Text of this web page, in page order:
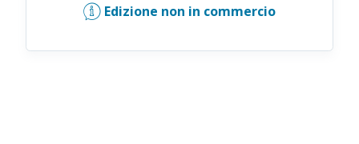
Edizione non in commercio